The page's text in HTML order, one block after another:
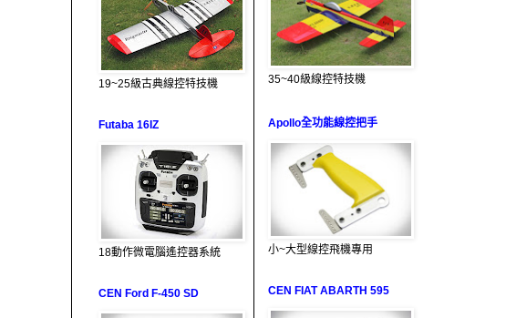
19~25級古典線控特技機
Futaba 16IZ
18動作微電腦遙控器系統
CEN Ford F-450 SD
35~40級線控特技機
Apollo全功能線控把手
小~大型線控飛機專用
CEN FIAT ABARTH 595